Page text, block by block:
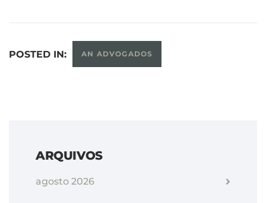
POSTED IN: AN ADVOGADOS
ARQUIVOS
agosto 2026